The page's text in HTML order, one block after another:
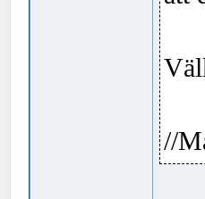
//